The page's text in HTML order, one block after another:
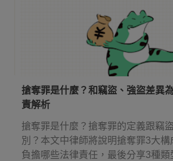
搶奪罪是什麼？和竊盜、強盜差異
責解析
搶奪罪是什麼？搶奪罪的定義跟竊
別？本文中律師將說明搶奪罪3大
負擔哪些法律責任，最後分享3種類